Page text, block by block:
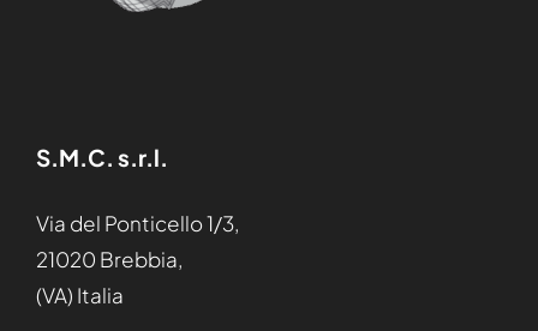
S.M.C. s.r.l.
Via del Ponticello 1/3,
21020 Brebbia,
(VA) Italia